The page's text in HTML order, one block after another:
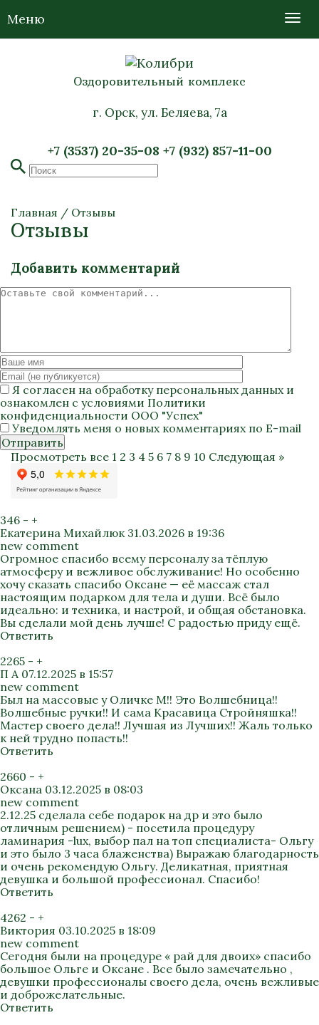
Оздоровительный комплекс
г. Орск, ул. Беляева, 7а
+7 (3537) 20-35-08 +7 (932) 857-11-00
Меню
Главная / Отзывы
Отзывы
Добавить комментарий
Я согласен на обработку персональных данныхи
ознакомлен с условиями Политики
конфиденциальности ООО "Успех"
Уведомлять меня о новых комментариях по E-mail
Отправить
Просмотреть все 1 2 3 4 5 6 7 8 9 10 Следующая »
346 - +
Екатерина Михайлюк 31.03.2026 в 19:36
new comment
Огромное спасибо всему персоналу за тёплую
атмосферу и вежливое обслуживание! Но особенно
хочу сказать спасибо Оксане — её массаж стал
настоящим подарком для тела и души. Всё было
идеально: и техника, и настрой, и общая обстановка.
Вы сделали мой день лучше! С радостью приду ещё.
Ответить
2265 - +
П А 07.12.2025 в 15:57
new comment
Был на массовые у Оличке М!! Это Волшебница!!
Волшебные ручки!! И сама Красавица Стройняшка!!
Мастер своего дела!! Лучшая из Лучших!! Жаль только
к ней трудно попасть!!
Ответить
2660 - +
Оксана 03.12.2025 в 08:03
new comment
2.12.25 сделала себе подарок на др и это было
отличным решением) - посетила процедуру
ламинария -lux, выбор пал на топ специалиста- Ольгу
и это было 3 часа блаженства) Выражаю благодарность
и очень рекомендую Ольгу. Деликатная, приятная
девушка и большой профессионал. Спасибо!
Ответить
4262 - +
Виктория 03.10.2025 в 18:09
new comment
Сегодня были на процедуре « рай для двоих» спасибо
большое Ольге и Оксане . Все было замечательно ,
девушки профессионалы своего дела, очень вежливые
и доброжелательные.
Ответить